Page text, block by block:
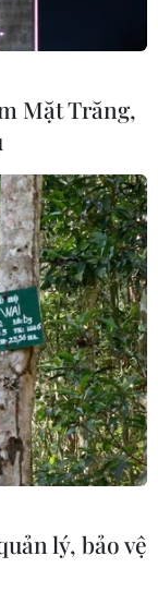
Mặt Trăng,
lý, bảo vệ